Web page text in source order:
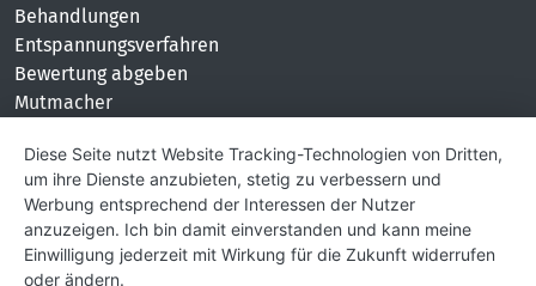
Behandlungen
Entspannungsverfahren
Bewertung abgeben
Mutmacher
KONTAKT
Impressum
Hilfe und Kontakt
Partner
Presse
Diese Seite nutzt Website Tracking-Technologien von Dritten,
um ihre Dienste anzubieten, stetig zu verbessern und
Werbung entsprechend der Interessen der Nutzer
anzuzeigen. Ich bin damit einverstanden und kann meine
Einwilligung jederzeit mit Wirkung für die Zukunft widerrufen
oder ändern.